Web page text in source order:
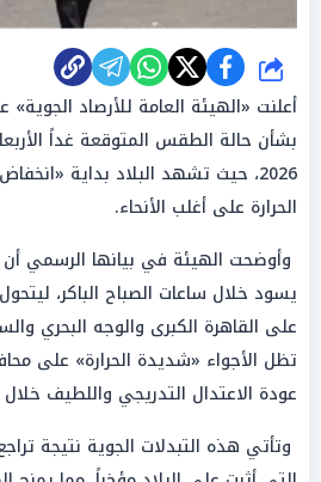
شارك
أعلنت «الهيئة العامة للأرصاد
2026، حيث تشهد البلاد بداية
الحرارة على أغلب الأنحاء.
وأوضحت الهيئة في بيانها الرسمي
يسود خلال ساعات الصباح الباكر،
على القاهرة الكبرى والوجه البحري
تظل الأجواء «شديدة الحرارة» على
عودة الاعتدال التدريجي واللطيف خلال
وتأتي هذه التبدلات الجوية نتيجة